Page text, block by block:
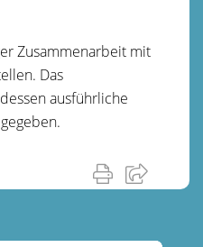
Zusammenarbeit mit
Das
ausführliche